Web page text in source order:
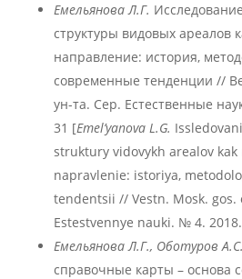
Емельянова Л.Г.
структуры видовых ареалов
направление: история,
современные тенденции //
ун-та. Сер. Естественные
31 [Emel’yanova L.G.
struktury vidovykh arealov kak
napravlenie: istoriya,
tendentsii // Vestn. Mosk. gos.
Estestvennye nauki. № 4.
Емельянова Л.Г., Оботуров А.С.
справочные карты – основа